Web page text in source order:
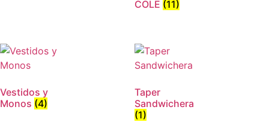
COLE (11)
Vestidos y
Monos (4)
Taper
Sandwichera
(1)